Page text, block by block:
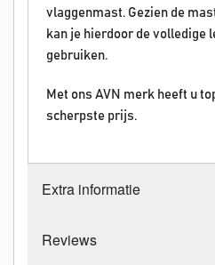
vlaggenmast. Gezien de
kan je hierdoor de volledige
gebruiken.
Met ons AVN merk heeft u
scherpste prijs.
Extra informatie
Reviews